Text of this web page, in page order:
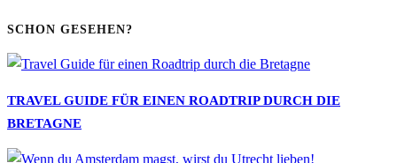
SCHON GESEHEN?
TRAVEL GUIDE FÜR EINEN ROADTRIP DURCH DIE
BRETAGNE